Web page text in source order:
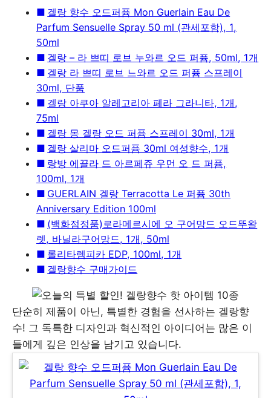
겔랑 향수 오드퍼퓸 Mon Guerlain Eau De
Parfum Sensuelle Spray 50 ml (관세포함), 1,
50ml
겔랑 – 라 쁘띠 로브 누와르 오드 퍼퓸, 50ml, 1개
겔랑 라 쁘띠 로브 느와르 오드 퍼퓸 스프레이
30ml, 단품
겔랑 아쿠아 알레고리아 페라 그라니타, 1개,
75ml
겔랑 몽 겔랑 오드 퍼퓸 스프레이 30ml, 1개
겔랑 살리마 오드퍼퓸 30ml 여성향수, 1개
랑방 에끌라 드 아르페쥬 우먼 오 드 퍼퓸,
100ml, 1개
GUERLAIN 겔랑 Terracotta Le 퍼퓸 30th
Anniversary Edition 100ml
(백화점정품)로라메르시에 오 구어망드 오드뚜왈
렛, 바닐라구어망드, 1개, 50ml
롤리타렘피카 EDP, 100ml, 1개
겔랑향수 구매가이드
단순히 제품이 아닌, 특별한 경험을 선사하는 겔랑향
수! 그 독특한 디자인과 혁신적인 아이디어는 많은 이
들에게 깊은 인상을 남기고 있습니다.